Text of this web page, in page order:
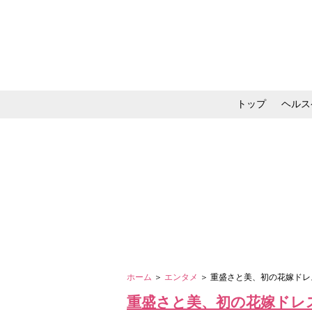
トップ ヘル
ホーム ＞ エンタメ ＞ 重盛さと美、初の花嫁ド
重盛さと美、初の花嫁ド